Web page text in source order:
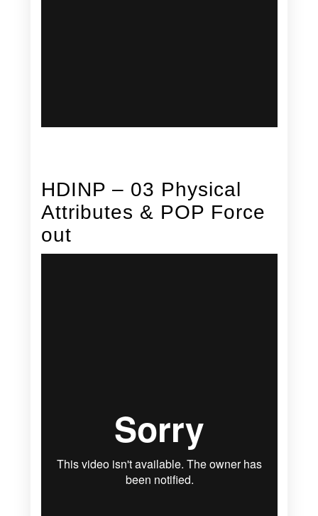
HDINP – 03 Physical
Attributes & POP Force
out